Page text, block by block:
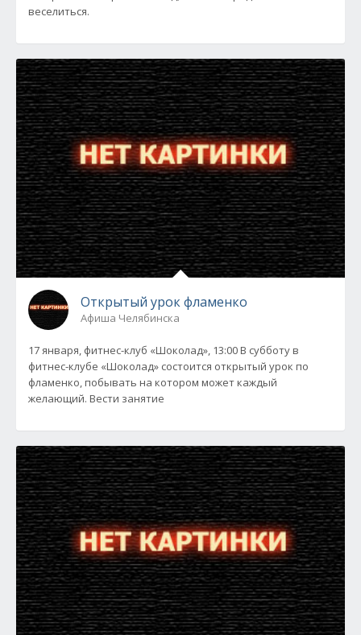
веселиться.
Открытый урок фламенко
Афиша Челябинска
17 января, фитнес-клуб «Шоколад», 13:00 В субботу в
фитнес-клубе «Шоколад» состоится открытый урок по
фламенко, побывать на котором может каждый
желающий. Вести занятие